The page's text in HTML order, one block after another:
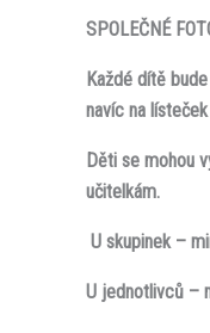
SPOLEČNÉ
Každé dítě
navíc na lísteček
Děti se mohou
učitelkám.
U skupinek –
U jednotlivců –